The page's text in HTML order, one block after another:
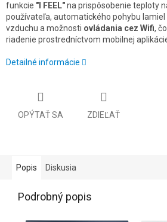
funkcie "I FEEL"na prispôsobenie teploty
používateľa, automatického pohybu
vzduchu a možnosti ovládania cez Wifi,
riadenie prostredníctvom mobilnej
Detailné informácie
OPÝTAŤ SA ZDIEĽAŤ
Popis Diskusia
Podrobný popis